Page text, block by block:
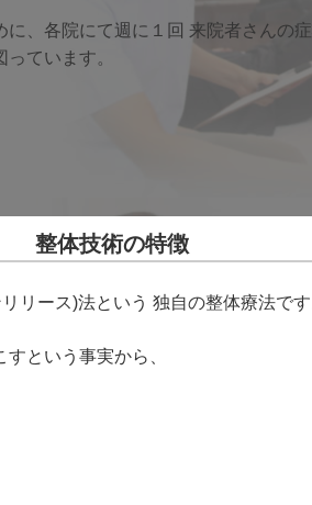
、各院にて週に１回 来院者さんの
ています。
整体技術の特徴
リース)法という 独自の整体療法です
という事実から、